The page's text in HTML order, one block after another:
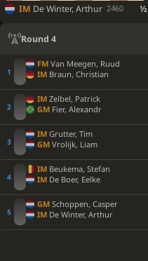
IM De Winter, Arthur 2460 ½
Round 4
FM Van Meegen, Ruud
IM Braun, Christian
IM Zelbel, Patrick
GM Fier, Alexandr
IM Grutter, Tim
GM Vrolijk, Liam
IM Beukema, Stefan
IM De Boer, Eelke
GM Schoppen, Casper
IM De Winter, Arthur